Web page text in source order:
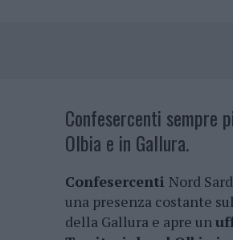
Confesercenti sempre
Olbia e in Gallura.
Confesercenti Nord
una presenza costante
della Gallura e apre un